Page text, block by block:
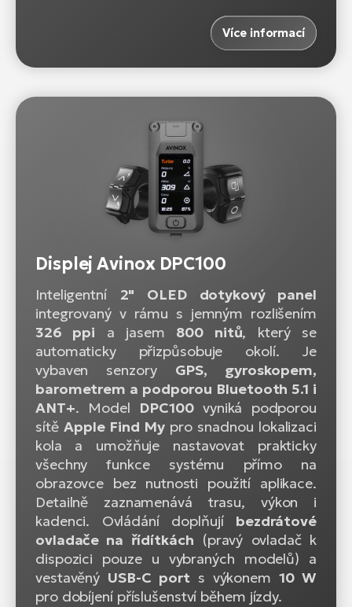
Více informací
Displej Avinox DPC100
Inteligentní 2" OLED dotykový panel
integrovaný v rámu s jemným rozlišením
326 ppi a jasem 800 nitů, který se
automaticky přizpůsobuje okolí. Je
vybaven senzory GPS, gyroskopem,
barometrem a podporou Bluetooth 5.1 i
ANT+. Model DPC100vyniká podporou
sítěApple Find Mypro snadnou lokalizaci
kola a umožňuje nastavovat prakticky
všechny funkce systému přímo na
obrazovce bez nutnosti použití aplikace.
Detailně zaznamenává trasu, výkon i
kadenci. Ovládání doplňují bezdrátové
ovladače na řídítkách (pravý ovladač k
dispozici pouze u vybraných modelů) a
vestavěný USB-C ports výkonem10 W
pro dobíjení příslušenství během jízdy.